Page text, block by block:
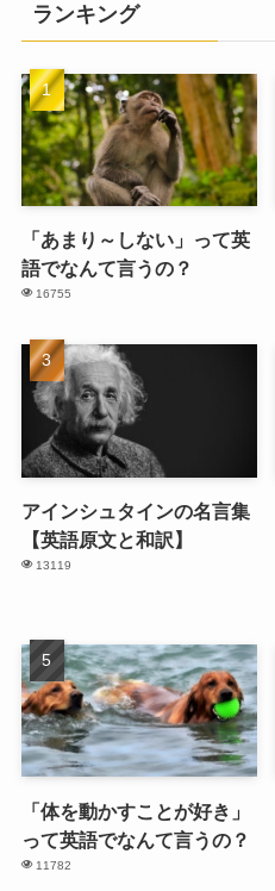
ランキング
「あまり～しない」って英
語でなんて言うの？
16755
アインシュタインの名言集
【英語原文と和訳】
13119
「体を動かすことが好き」
って英語でなんて言うの？
11782